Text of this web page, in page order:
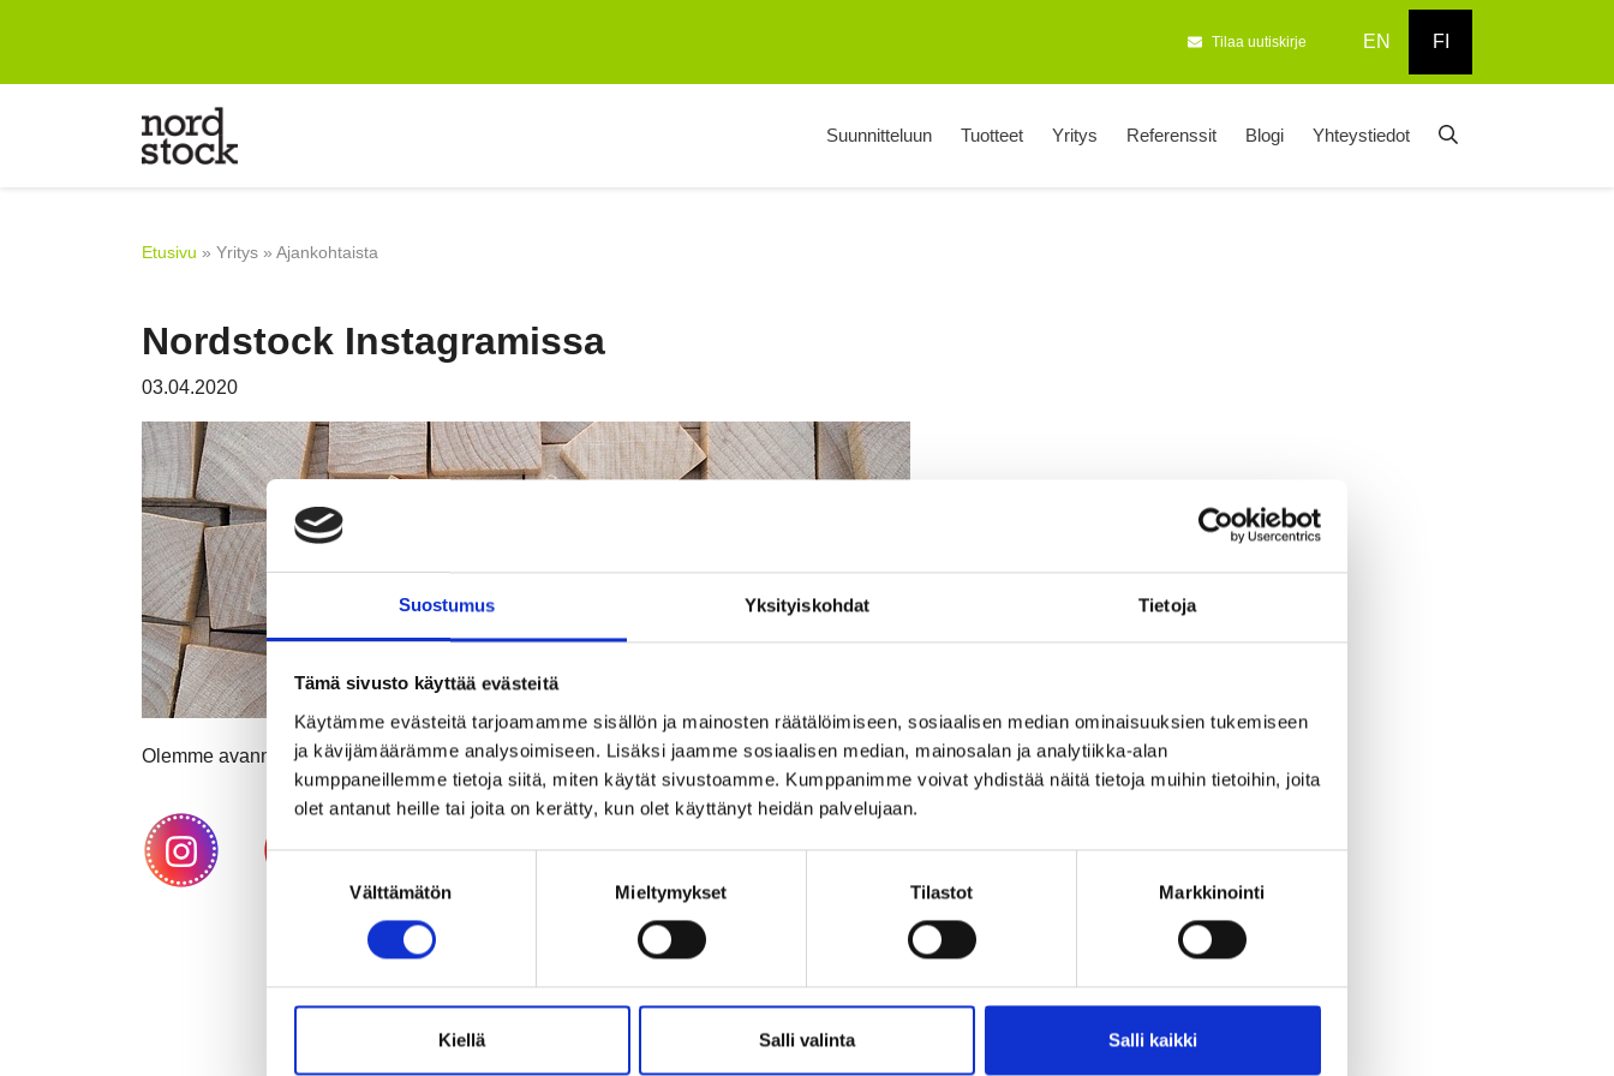
Suostumus Yksityiskohdat Tietoja
Tämä sivusto käyttää evästeitä
Käytämme evästeitä tarjoamamme sisällön ja mainosten räätälöimiseen, sosiaalisen median ominaisuuksien tukemiseen
ja kävijämäärämme analysoimiseen. Lisäksi jaamme sosiaalisen median, mainosalan ja analytiikka-alan
kumppaneillemme tietoja siitä, miten käytät sivustoamme. Kumppanimme voivat yhdistää näitä tietoja muihin tietoihin, joita
olet antanut heille tai joita on kerätty, kun olet käyttänyt heidän palvelujaan.
Suostumuksen
Välttämätön Mieltymykset Tilastot Markkinointi
Kiellä Salli valinta Salli kaikki
Tilaa uutiskirje EN FI
Suunnitteluun Tuotteet Yritys Referenssit Blogi Yhteystiedot
Referenssit
Yhteystiedot
Etusivu » Yritys » Ajankohtaista
Nordstock Instagramissa
03.04.2020
Olemme avanneet Instagram-kanavan, ota seurantaan! Olemme myös Youtubessa mukana.